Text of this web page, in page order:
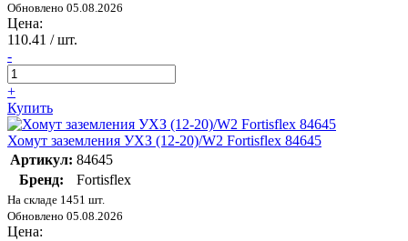
Обновлено 05.08.2026
Цена:
110.41 / шт.
-
+
Купить
Хомут заземления УХЗ (12-20)/W2 Fortisflex 84645
Артикул: 84645
Бренд:
Fortisflex
На складе 1451 шт.
Обновлено 05.08.2026
Цена: